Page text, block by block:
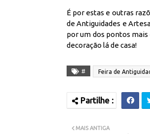
É por estas e outras
de Antiguidades e
por um dos pontos mais
decoração lá de casa!
# Feira de
MAIS ANTIGA